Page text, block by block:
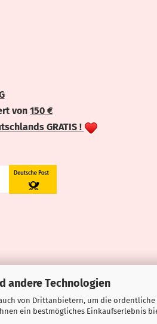
andere Technologien
von Drittanbietern, um die
ein bestmögliches Einkaufserlebnis
von 150 €
GRATIS !
Webshop